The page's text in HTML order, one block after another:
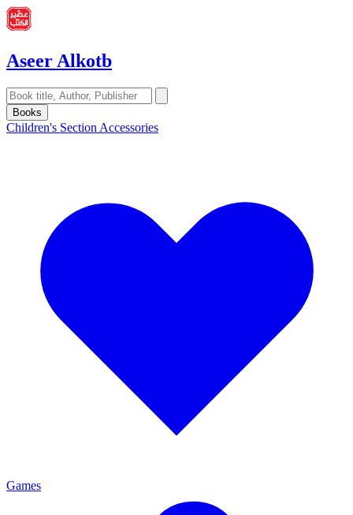
Aseer Alkotb
Books
Children's Section Accessories
Games